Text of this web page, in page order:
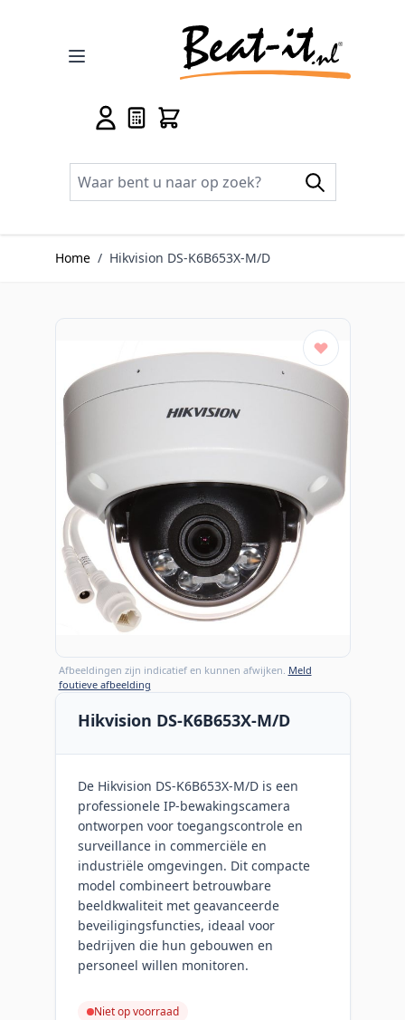
Home / Hikvision DS-K6B653X-M/D
Afbeeldingen zijn indicatief en kunnen afwijken. Meld
foutieve afbeelding
Hikvision DS-K6B653X-M/D
De Hikvision DS-K6B653X-M/D is een
professionele IP-bewakingscamera
ontworpen voor toegangscontrole en
surveillance in commerciële en
industriële omgevingen. Dit compacte
model combineert betrouwbare
beeldkwaliteit met geavanceerde
beveiligingsfuncties, ideaal voor
bedrijven die hun gebouwen en
personeel willen monitoren.
Niet op voorraad